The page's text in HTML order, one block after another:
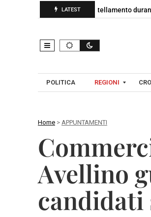
LATEST
Sanframondi, accoltellamento durante
POLITICA REGIONI
C
M
A
I
A
V
E
L
L
I
Home > APPUNTAMENTI
Avellino
candidati